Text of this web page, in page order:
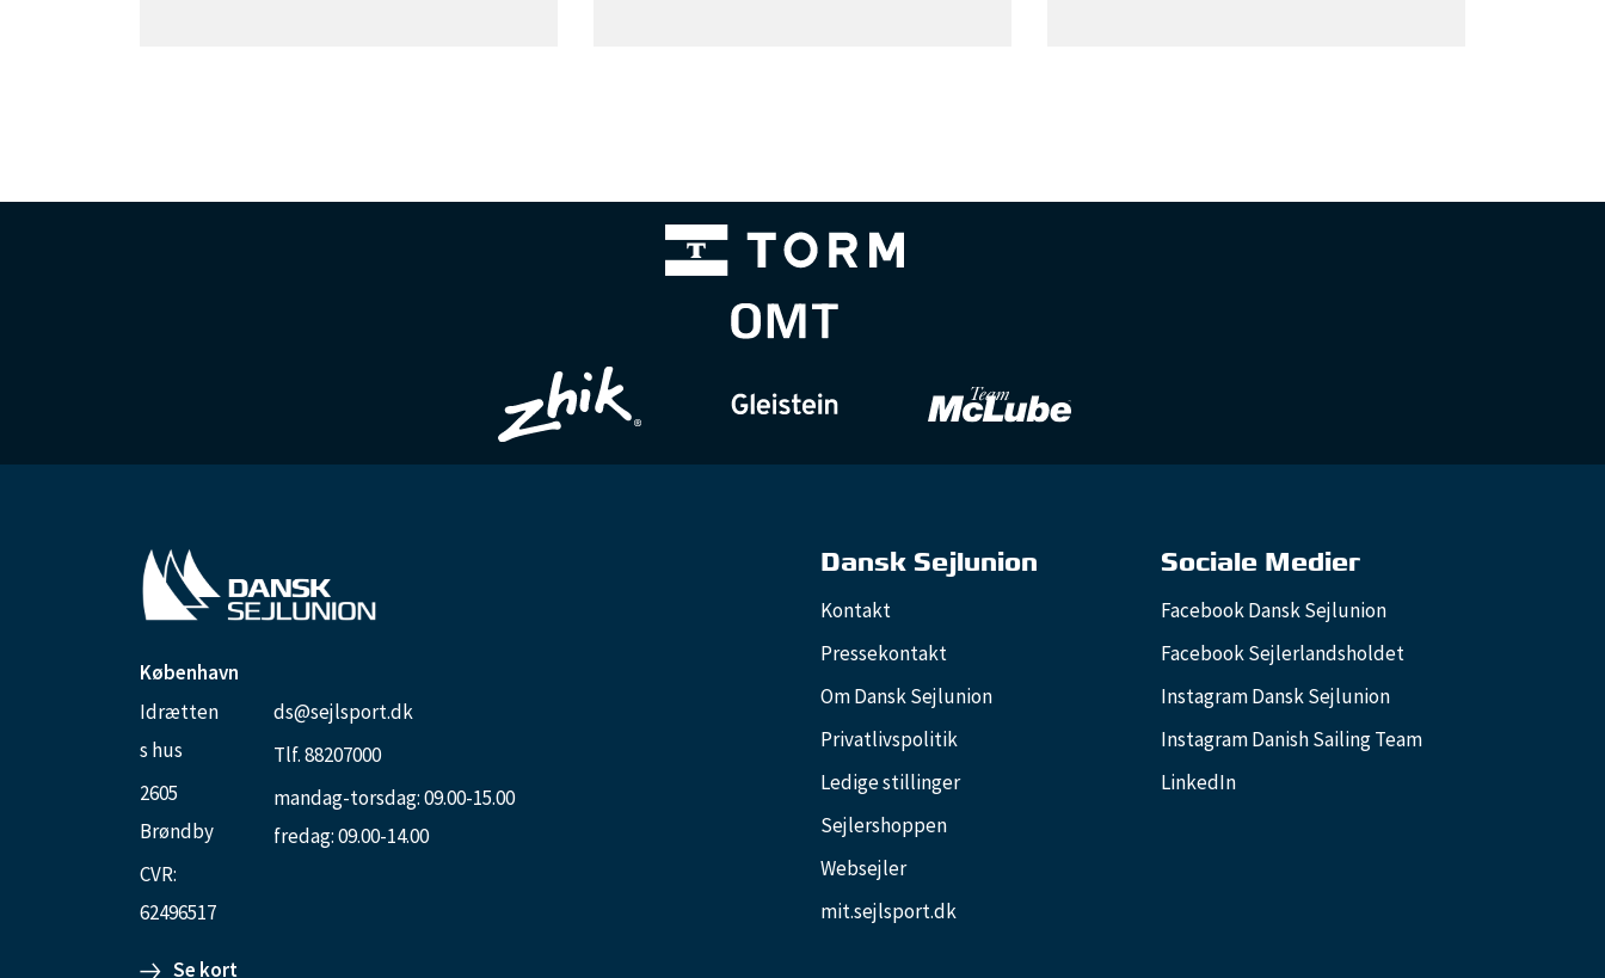
København
Idrætten
s hus
2605
Brøndby
CVR:
62496517
ds@sejlsport.dk
Tlf. 88207000
mandag-torsdag: 09.00-15.00
fredag: 09.00-14.00
Se kort
Dansk Sejlunion
Kontakt
Pressekontakt
Om Dansk Sejlunion
Privatlivspolitik
Ledige stillinger
Sejlershoppen
Websejler
mit.sejlsport.dk
Sociale Medier
Facebook Dansk Sejlunion
Facebook Sejlerlandsholdet
Instagram Dansk Sejlunion
Instagram Danish Sailing Team
LinkedIn